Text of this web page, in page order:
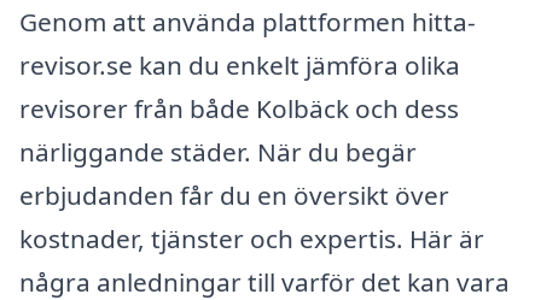
Genom att använda plattformen hitta-
revisor.se kan du enkelt jämföra olika
revisorer från både Kolbäck och dess
närliggande städer. När du begär
erbjudanden får du en översikt över
kostnader, tjänster och expertis. Här är
några anledningar till varför det kan vara